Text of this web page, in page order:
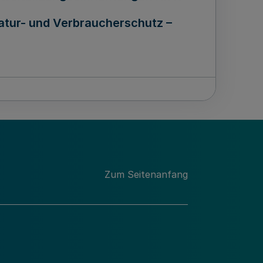
und Verbraucherschutz –
Verbraucherschutz – IV – 7-025
Zum Seitenanfang